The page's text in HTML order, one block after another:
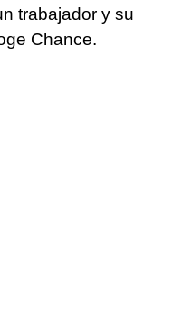
trabajador y su
Chance.